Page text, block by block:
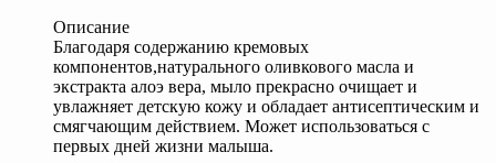
Описание
Благодаря содержанию кремовых
компонентов,натурального оливкового масла и
экстракта алоэ вера, мыло прекрасно очищает и
увлажняет детскую кожу и обладает антисептическим и
смягчающим действием. Может использоваться с
первых дней жизни малыша.